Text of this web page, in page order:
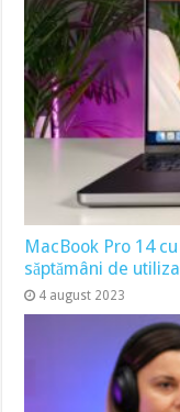
MacBook Pro 14
săptămâni de
4 august 2023